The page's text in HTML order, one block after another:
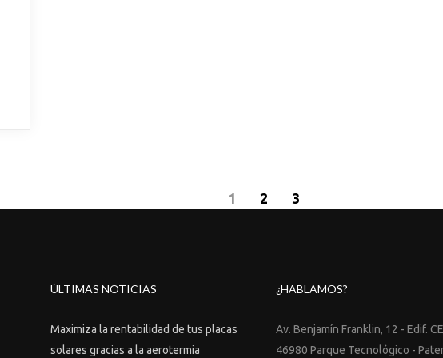
1 2 3
ÚLTIMAS NOTICIAS
Maximiza la rentabilidad de tus placas
solares gracias a la aerotermia
¿HABLAMOS?
Av. Benjamín Franklin, 12 - Edif.
46980 Parque Tecnológico -